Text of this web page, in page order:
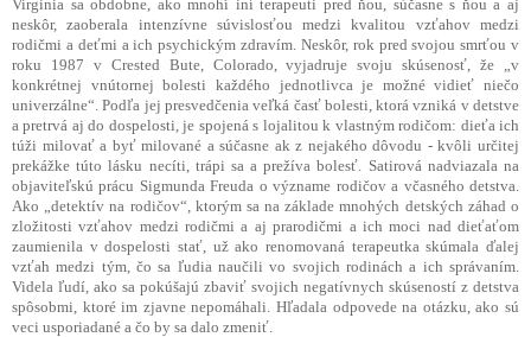
Virginia sa obdobne, ako mnohí iní terapeuti pred ňou, súčasne s ňou a aj
neskôr, zaoberala intenzívne súvislosťou medzi kvalitou vzťahov medzi
rodičmi a deťmi a ich psychickým zdravím. Neskôr, rok pred svojou smrťou v
roku 1987 v Crested Bute, Colorado, vyjadruje svoju skúsenosť, že „v
konkrétnej vnútornej bolesti každého jednotlivca je možné vidieť niečo
univerzálne“. Podľa jej presvedčenia veľká časť bolesti, ktorá vzniká v detstve
a pretrvá aj do dospelosti, je spojená s lojalitou k vlastným rodičom: dieťa ich
túži milovať a byť milované a súčasne ak z nejakého dôvodu - kvôli určitej
prekážke túto lásku necíti, trápi sa a prežíva bolesť. Satirová nadviazala na
objaviteľskú prácu Sigmunda Freuda o význame rodičov a včasného detstva.
Ako „detektív na rodičov“, ktorým sa na základe mnohých detských záhad o
zložitosti vzťahov medzi rodičmi a aj prarodičmi a ich moci nad dieťaťom
zaumienila v dospelosti stať, už ako renomovaná terapeutka skúmala ďalej
vzťah medzi tým, čo sa ľudia naučili vo svojich rodinách a ich správaním.
Videla ľudí, ako sa pokúšajú zbaviť svojich negatívnych skúseností z detstva
spôsobmi, ktoré im zjavne nepomáhali. Hľadala odpovede na otázku, ako sú
veci usporiadané a čo by sa dalo zmeniť.